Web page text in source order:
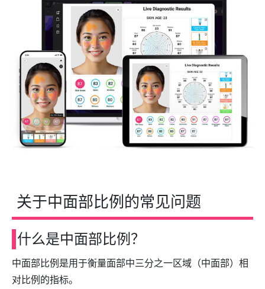
关于中面部比例的常见问题
什么是中面部比例？
中面部比例是用于衡量面部中三分之一区域（中面部）相
对比例的指标。